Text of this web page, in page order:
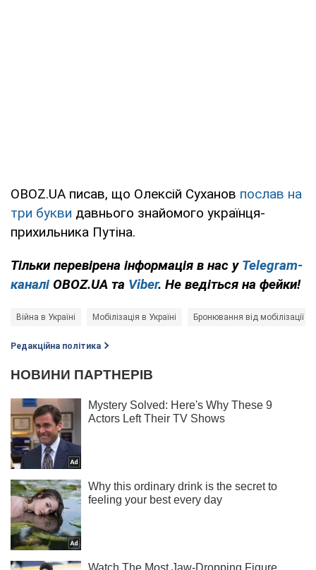
OBOZ.UA писав, що Олексій Суханов послав на
три букви давнього знайомого українця-
прихильника Путіна.
Тільки перевірена інформація в нас у Telegram-
каналі OBOZ.UA та Viber. Не ведіться на фейки!
Війна в Україні Мобілізація в Україні Бронювання від мобілізації
Редакційна політика